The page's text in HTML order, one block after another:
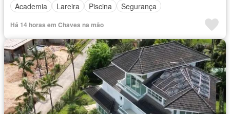
Academia
Lareira Piscina Segurança
Há 14 horas em Chaves na mão